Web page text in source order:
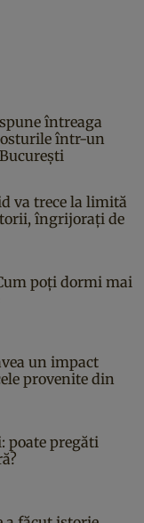
întreaga
într-un
va trece la limită
îngrijorați de
poți dormi mai
un impact
provenite din
poate pregăti